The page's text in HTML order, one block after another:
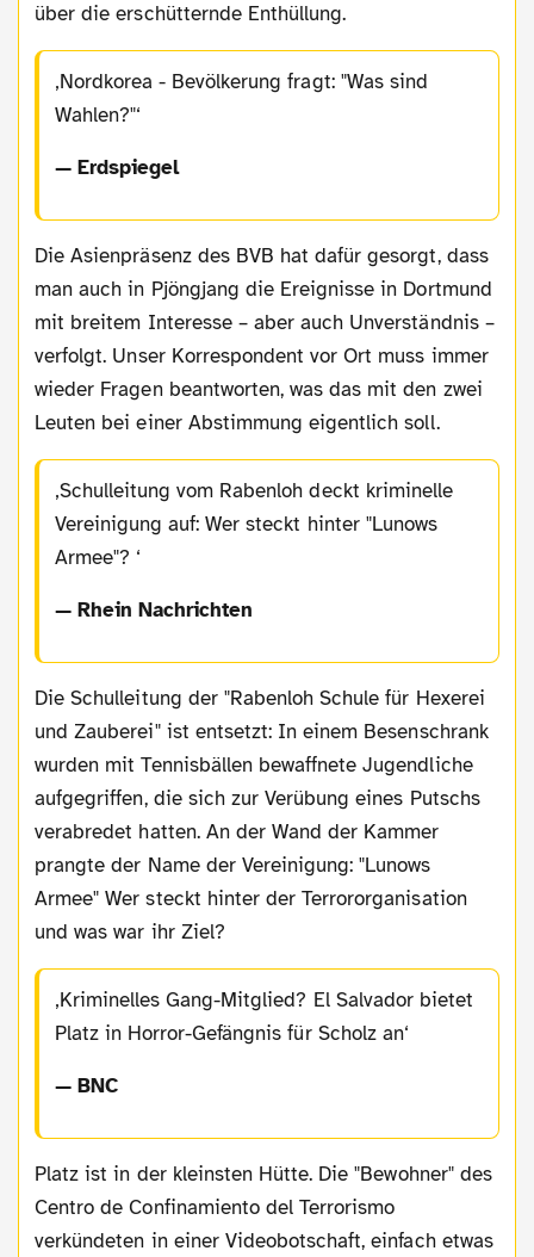
über die erschütternde Enthüllung.
Nordkorea - Bevölkerung fragt: "Was sind
Wahlen?"
— Erdspiegel
Die Asienpräsenz des BVB hat dafür gesorgt, dass
man auch in Pjöngjang die Ereignisse in Dortmund
mit breitem Interesse – aber auch Unverständnis –
verfolgt. Unser Korrespondent vor Ort muss immer
wieder Fragen beantworten, was das mit den zwei
Leuten bei einer Abstimmung eigentlich soll.
Schulleitung vom Rabenloh deckt kriminelle
Vereinigung auf: Wer steckt hinter "Lunows
Armee"?
— Rhein Nachrichten
Die Schulleitung der "Rabenloh Schule für Hexerei
und Zauberei" ist entsetzt: In einem Besenschrank
wurden mit Tennisbällen bewaffnete Jugendliche
aufgegriffen, die sich zur Verübung eines Putschs
verabredet hatten. An der Wand der Kammer
prangte der Name der Vereinigung: "Lunows
Armee" Wer steckt hinter der Terrororganisation
und was war ihr Ziel?
Kriminelles Gang-Mitglied? El Salvador bietet
Platz in Horror-Gefängnis für Scholz an
— BNC
Platz ist in der kleinsten Hütte. Die "Bewohner" des
Centro de Confinamiento del Terrorismo
verkündeten in einer Videobotschaft, einfach etwas